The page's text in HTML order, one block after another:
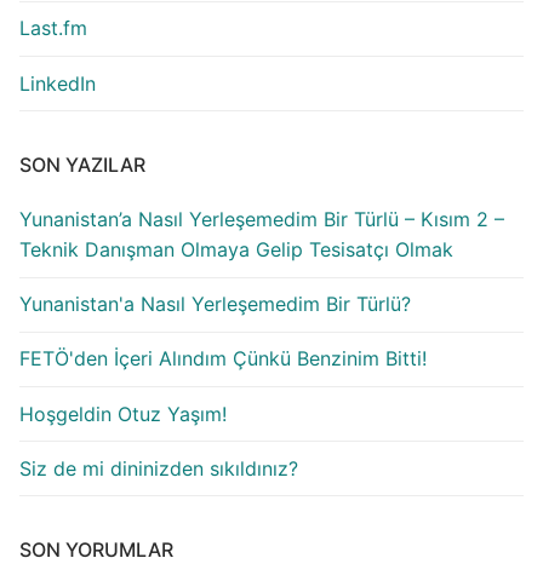
Last.fm
LinkedIn
SON YAZILAR
Yunanistan’a Nasıl Yerleşemedim Bir Türlü – Kısım 2 –
Teknik Danışman Olmaya Gelip Tesisatçı Olmak
Yunanistan'a Nasıl Yerleşemedim Bir Türlü?
FETÖ'den İçeri Alındım Çünkü Benzinim Bitti!
Hoşgeldin Otuz Yaşım!
Siz de mi dininizden sıkıldınız?
SON YORUMLAR